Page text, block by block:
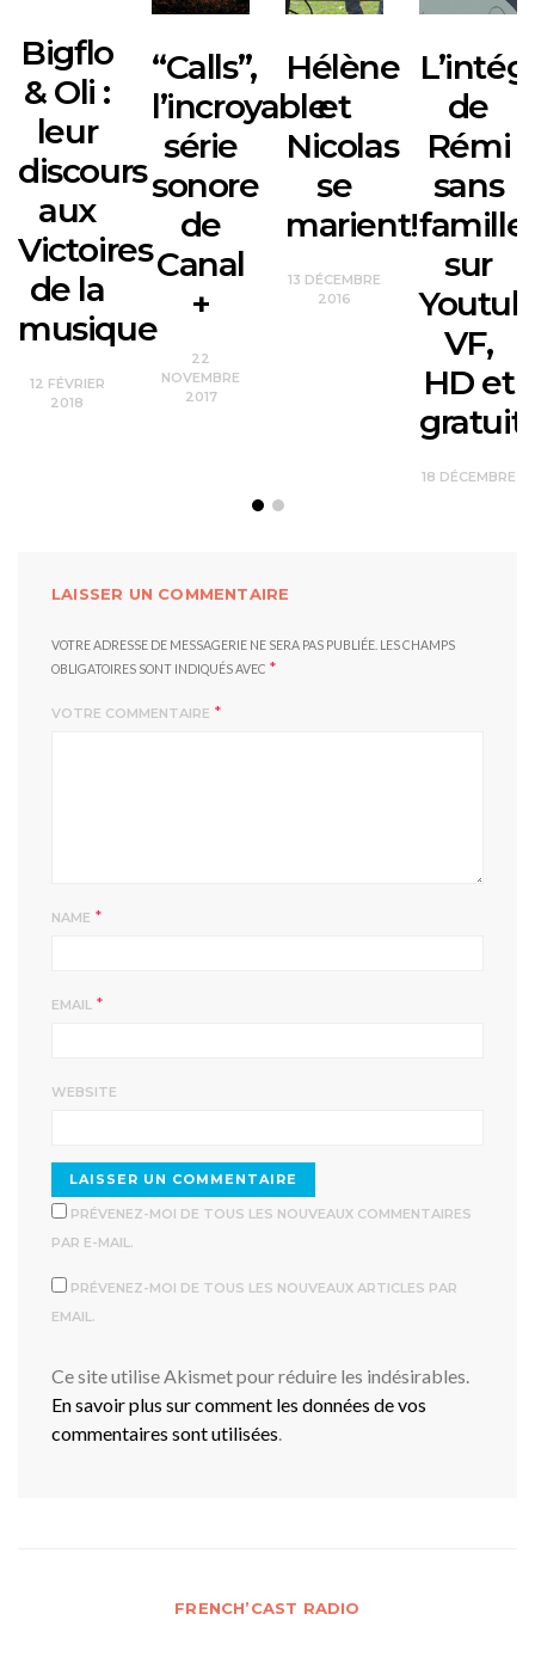
Bigflo
& Oli :
leur
discours
aux
Victoires
de la
musique
12 FÉVRIER
2018
“Calls”,
l’incroyable
série
sonore
de
Canal
+
22
NOVEMBRE
2017
Hélène
et
Nicolas
se
marient!
13 DÉCEMBRE
2016
de
Rémi
sans
famille
sur
VF,
HD et
gratuit!
18 DÉCEMBRE
LAISSER UN COMMENTAIRE
VOTRE ADRESSE DE MESSAGERIE NE SERA PAS PUBLIÉE. LES CHAMPS
OBLIGATOIRES SONT INDIQUÉS AVEC *
VOTRE COMMENTAIRE *
NAME *
EMAIL *
WEBSITE
PRÉVENEZ-MOI DE TOUS LES NOUVEAUX COMMENTAIRES
PAR E-MAIL.
PRÉVENEZ-MOI DE TOUS LES NOUVEAUX ARTICLES PAR
EMAIL.
Ce site utilise Akismet pour réduire les indésirables.
En savoir plus sur comment les données de vos
commentaires sont utilisées.
FRENCH’CAST RADIO